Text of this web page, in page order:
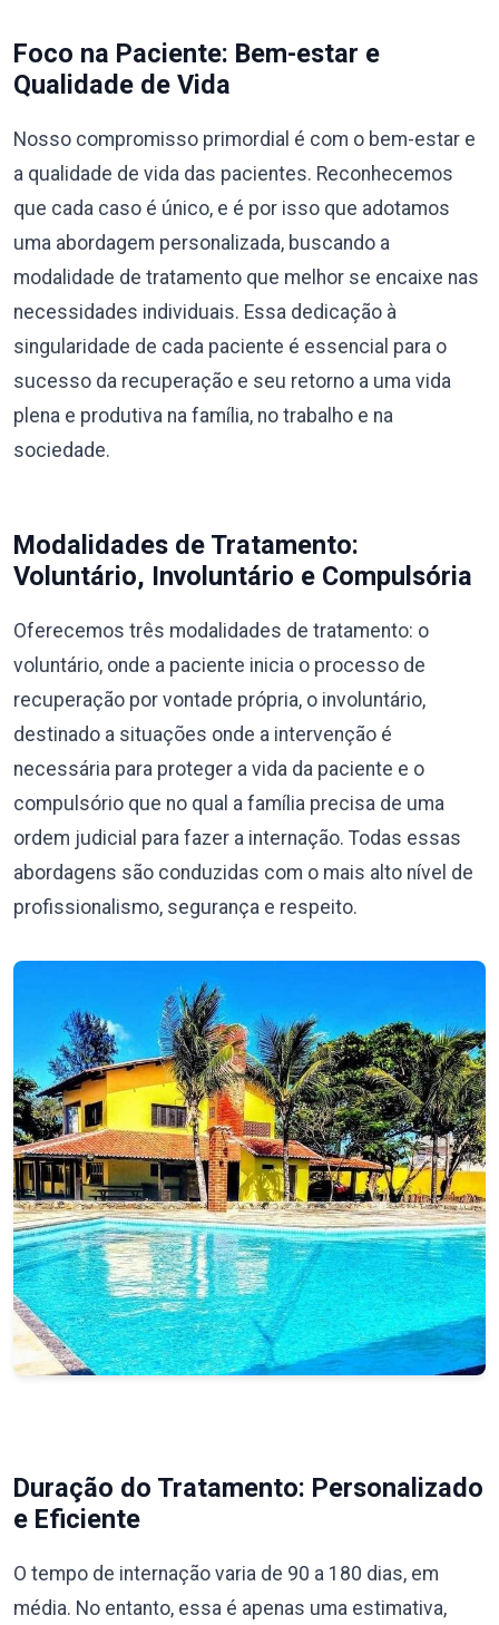
Foco na Paciente: Bem-estar e
Qualidade de Vida
Nosso compromisso primordial é com o bem-estar e
a qualidade de vida das pacientes. Reconhecemos
que cada caso é único, e é por isso que adotamos
uma abordagem personalizada, buscando a
modalidade de tratamento que melhor se encaixe nas
necessidades individuais. Essa dedicação à
singularidade de cada paciente é essencial para o
sucesso da recuperação e seu retorno a uma vida
plena e produtiva na família, no trabalho e na
sociedade.
Modalidades de Tratamento:
Voluntário, Involuntário e Compulsória
Oferecemos três modalidades de tratamento: o
voluntário, onde a paciente inicia o processo de
recuperação por vontade própria, o involuntário,
destinado a situações onde a intervenção é
necessária para proteger a vida da paciente e o
compulsório que no qual a família precisa de uma
ordem judicial para fazer a internação. Todas essas
abordagens são conduzidas com o mais alto nível de
profissionalismo, segurança e respeito.
Duração do Tratamento: Personalizado
e Eficiente
O tempo de internação varia de 90 a 180 dias, em
média. No entanto, essa é apenas uma estimativa,